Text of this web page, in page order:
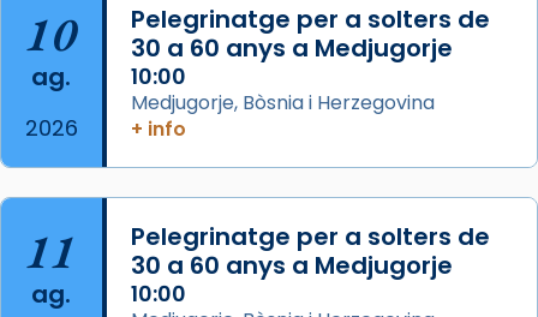
Aquest dilluns, 27 de juliol, ha tingut lloc la
missa d’acció de gràcies en agraïment al
comitè organitzador de la visita apostòlica
del Sant Pare Lleó XIV a Barcelona, i als
col·laboradors, a la Catedral de Barcelona.
L’arquebisbe de Barcelona, el cardenal Joan
Josep Omella, ha presidit la missa i l’ha
concelebrat el bisbe auxiliar de Barcelona,
Mons. David Abadías.
📸 Dr. G. Simón
10
ag.
2026
Pelegrinatge per a solters de
30 a 60 anys a Medjugorje
10:00
Medjugorje, Bòsnia i Herzegovina
+ info
11
ag.
Pelegrinatge per a solters de
30 a 60 anys a Medjugorje
10:00